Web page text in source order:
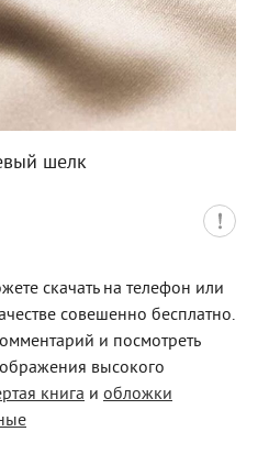
шелк
скачать на телефон или
совешенно бесплатно.
и посмотреть
высокого
книга и обложки